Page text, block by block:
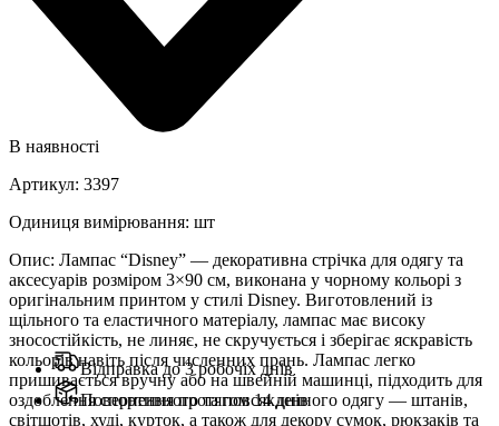
В наявності
Артикул: 3397
Одиниця вимірювання: шт
Опис: Лампас “Disney” — декоративна стрічка для одягу та
аксесуарів розміром 3×90 см, виконана у чорному кольорі з
оригінальним принтом у стилі Disney. Виготовлений із
щільного та еластичного матеріалу, лампас має високу
зносостійкість, не линяє, не скручується і зберігає яскравість
кольорів навіть після численних прань. Лампас легко
пришивається вручну або на швейній машинці, підходить для
оздоблення спортивного та повсякденного одягу — штанів,
світшотів, худі, курток, а також для декору сумок, рюкзаків та
Відправка до 3 робочіх днів
Повернення протягом 14 днів